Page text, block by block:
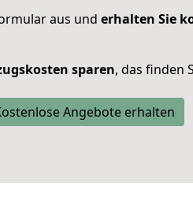
aus und erhalten Sie
sparen, das finden
Angebote erhalten